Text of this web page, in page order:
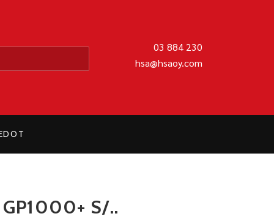
03 884 230
hsa@hsaoy.com
GP1000+ S/..